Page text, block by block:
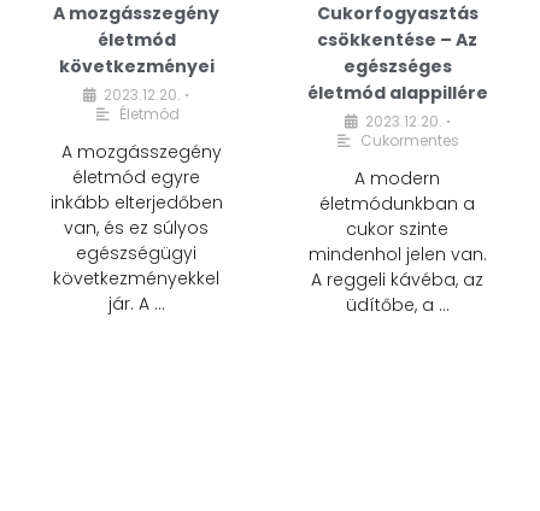
A mozgásszegény
életmód
következményei
2023.12.20. •
Életmód
A mozgásszegény
életmód egyre
inkább elterjedőben
van, és ez súlyos
egészségügyi
következményekkel
jár. A …
Cukorfogyasztás
csökkentése – Az
egészséges
életmód alappillére
2023.12.20. •
Cukormentes
A modern
életmódunkban a
cukor szinte
mindenhol jelen van.
A reggeli kávéba, az
üdítőbe, a …